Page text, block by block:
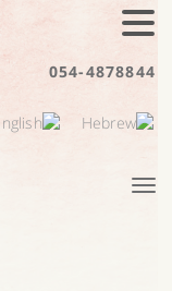
054-4878844
תפריט